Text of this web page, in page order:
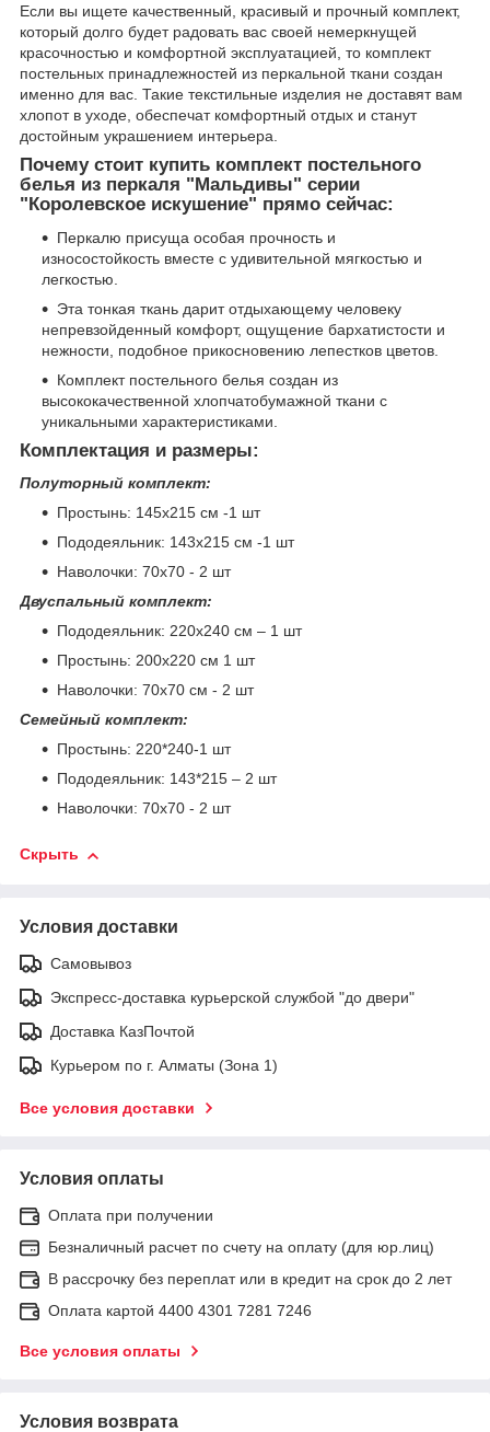
Если вы ищете качественный, красивый и прочный комплект,
который долго будет радовать вас своей немеркнущей
красочностью и комфортной эксплуатацией, то комплект
постельных принадлежностей из перкальной ткани создан
именно для вас. Такие текстильные изделия не доставят вам
хлопот в уходе, обеспечат комфортный отдых и станут
достойным украшением интерьера.
Почему стоит купить комплект постельного
белья из перкаля "Мальдивы" серии
"Королевское искушение" прямо сейчас:
Перкалю присуща особая прочность и
износостойкость вместе с удивительной мягкостью и
легкостью.
Эта тонкая ткань дарит отдыхающему человеку
непревзойденный комфорт, ощущение бархатистости и
нежности, подобное прикосновению лепестков цветов.
Комплект постельного белья создан из
высококачественной хлопчатобумажной ткани с
уникальными характеристиками.
Комплектация и размеры:
Полуторный комплект:
Простынь: 145х215 см -1 шт
Пододеяльник: 143х215 см -1 шт
Наволочки: 70х70 - 2 шт
Двуспальный комплект:
Пододеяльник: 220х240 см – 1 шт
Простынь: 200х220 см 1 шт
Наволочки: 70х70 см - 2 шт
Семейный комплект:
Простынь: 220*240-1 шт
Пододеяльник: 143*215 – 2 шт
Наволочки: 70х70 - 2 шт
Скрыть
Условия доставки
Самовывоз
Экспресс-доставка курьерской службой "до двери"
Доставка КазПочтой
Курьером по г. Алматы (Зона 1)
Все условия доставки
Условия оплаты
Оплата при получении
Безналичный расчет по счету на оплату (для юр.лиц)
В рассрочку без переплат или в кредит на срок до 2 лет
Оплата картой 4400 4301 7281 7246
Все условия оплаты
Условия возврата